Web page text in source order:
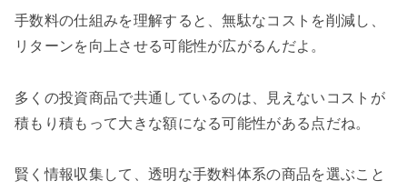
手数料の仕組みを理解すると、無駄なコストを削減し、
リターンを向上させる可能性が広がるんだよ。
多くの投資商品で共通しているのは、見えないコストが
積もり積もって大きな額になる可能性がある点だね。
賢く情報収集して、透明な手数料体系の商品を選ぶこと